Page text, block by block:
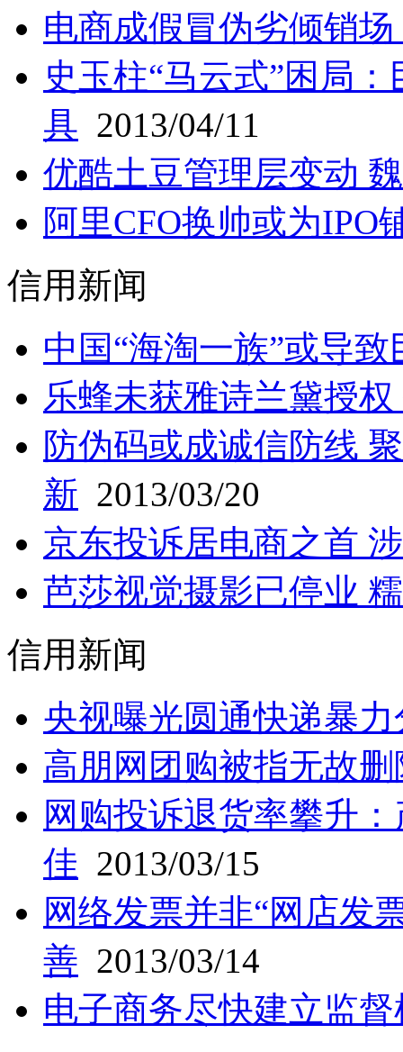
电商成假冒伪劣倾销
史玉柱“马云式”困局
具 2013/04/11
优酷土豆管理层变动
阿里CFO换帅或为IPO
信用新闻
中国“海淘一族”或导
乐蜂未获雅诗兰黛授
防伪码或成诚信防线
新 2013/03/20
京东投诉居电商之首
芭莎视觉摄影已停业
信用新闻
央视曝光圆通快递暴
高朋网团购被指无故
网购投诉退货率攀升
佳 2013/03/15
网络发票并非“网店发
善 2013/03/14
电子商务尽快建立监督